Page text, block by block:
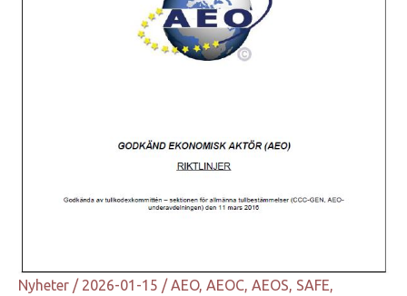
Nyheter / 2026-01-15 /AEO, AEOC, AEOS, SAFE,